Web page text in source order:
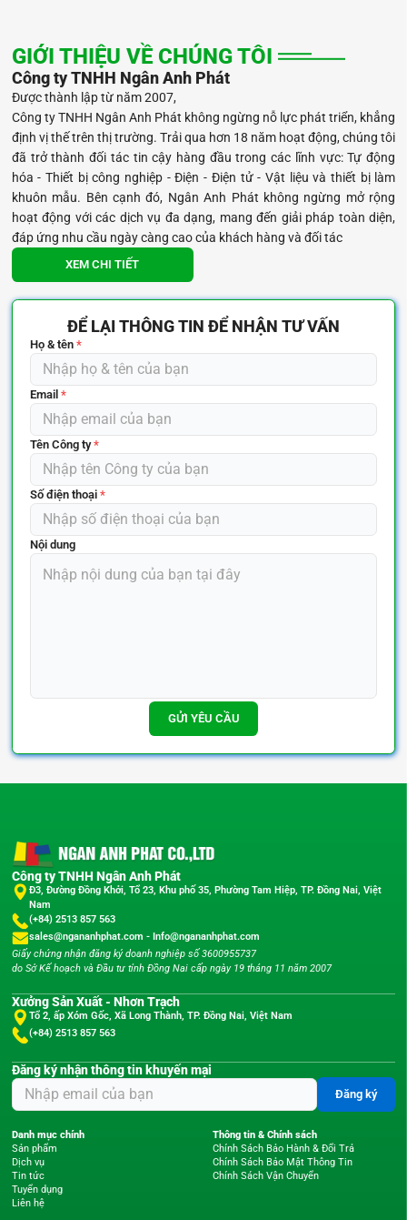
GIỚI THIỆU VỀ CHÚNG TÔI
Công ty TNHH Ngân Anh Phát
Được thành lập từ năm 2007,
Công ty TNHH Ngân Anh Phát không ngừng nỗ lực phát triển, khẳng
định vị thế trên thị trường. Trải qua hơn 18 năm hoạt động, chúng tôi
đã trở thành đối tác tin cậy hàng đầu trong các lĩnh vực: Tự động
hóa - Thiết bị công nghiệp - Điện - Điện tử - Vật liệu và thiết bị làm
khuôn mẫu. Bên cạnh đó, Ngân Anh Phát không ngừng mở rộng
hoạt động với các dịch vụ đa dạng, mang đến giải pháp toàn diện,
đáp ứng nhu cầu ngày càng cao của khách hàng và đối tác
XEM CHI TIẾT
ĐỂ LẠI THÔNG TIN ĐỂ NHẬN TƯ VẤN
Họ & tên*
Email *
Tên Công ty*
Số điện thoại*
Nội dung
GỬI YÊU CẦU
Công ty TNHH Ngân Anh Phát
Đ3, Đường Đồng Khởi, Tổ 23, Khu phố 35, Phường Tam Hiệp, TP. Đồng Nai, Việt
Nam
(+84) 2513 857 563
sales@ngananhphat.com - Info@ngananhphat.com
Giấy chứng nhận đăng ký doanh nghiệp số 3600955737
do Sở Kế hoạch và Đầu tư tỉnh Đồng Nai cấp ngày 19 tháng 11 năm 2007
Xưởng Sản Xuất - Nhơn Trạch
Tổ 2, ấp Xóm Gốc, Xã Long Thành, TP. Đồng Nai, Việt Nam
(+84) 2513 857 563
Đăng ký nhận thông tin khuyến mại
Đăng ký
Danh mục chính
Sản phẩm
Dịch vụ
Tin tức
Tuyển dụng
Liên hệ
Thông tin & Chính sách
Chính Sách Bảo Hành & Đổi Trả
Chính Sách Bảo Mật Thông Tin
Chính Sách Vận Chuyển